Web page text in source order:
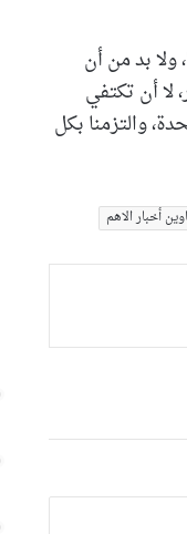
ولا بد من أن
لا أن تكتفي
والتزمنا بكل
أخبار الاهم